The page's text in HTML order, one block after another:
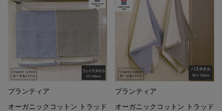
プランティア
オーガニックコットン トラッド
プランティア
オーガニックコットン トラッド